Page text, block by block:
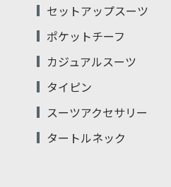
セットアップスーツ
ポケットチーフ
カジュアルスーツ
タイピン
スーツアクセサリー
タートルネック